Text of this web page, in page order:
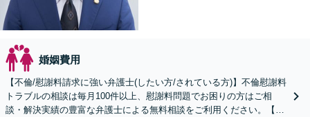
婚姻費用
【不倫/慰謝料請求に強い弁護士(したい方/されている方)】不倫慰謝料
トラブルの相談は毎月100件以上、慰謝料問題でお困りの方はご相
談・解決実績の豊富な弁護士による無料相談をご利用ください。【不